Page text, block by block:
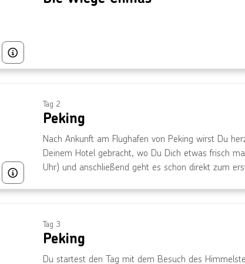
Bild von © gyn9038, lizensiert unter Getty Images/iStockphoto
Bild von © Zhang mengyang, lizensiert unter über Getty Images
Tag 2
Peking
Nach Ankunft am Flughafen von Peking wirst Du
Deinem Hotel gebracht, wo Du Dich etwas frisch
Uhr) und anschließend geht es schon direkt zum
Architektur und Gartengestaltung. Auf dem 290
kaiserliche Art zu leben wider. Mit Blick auf den
Qianlong zum 60. Geburtstag seiner Mutter diesen
Tag 3
Peking
Du startest den Tag mit dem Besuch des